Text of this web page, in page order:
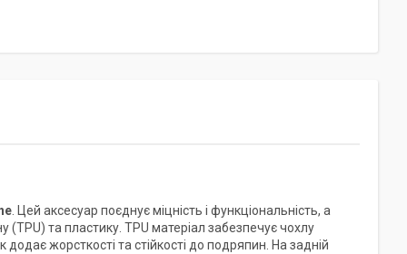
. Цей аксесуар поєднує міцність і функціональність, а
та пластику. TPU матеріал забезпечує чохлу
жорсткості та стійкості до подряпин. На задній